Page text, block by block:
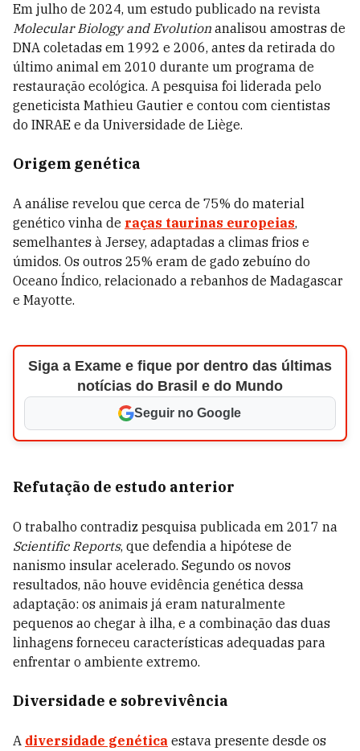
Em julho de 2024, um estudo publicado na revista
Molecular Biology and Evolution analisou amostras de
DNA coletadas em 1992 e 2006, antes da retirada do
último animal em 2010 durante um programa de
restauração ecológica. A pesquisa foi liderada pelo
geneticista Mathieu Gautier e contou com cientistas
do INRAE e da Universidade de Liège.
Origem genética
A análise revelou que cerca de 75% do material
genético vinha de raças taurinas europeias,
semelhantes à Jersey, adaptadas a climas frios e
úmidos. Os outros 25% eram de gado zebuíno do
Oceano Índico, relacionado a rebanhos de Madagascar
e Mayotte.
Siga a Exame e fique por dentro das últimas
notícias do Brasil e do Mundo
Seguir no Google
Refutação de estudo anterior
O trabalho contradiz pesquisa publicada em 2017 na
Scientific Reports, que defendia a hipótese de
nanismo insular acelerado. Segundo os novos
resultados, não houve evidência genética dessa
adaptação: os animais já eram naturalmente
pequenos ao chegar à ilha, e a combinação das duas
linhagens forneceu características adequadas para
enfrentar o ambiente extremo.
Diversidade e sobrevivência
A diversidade genética estava presente desde os